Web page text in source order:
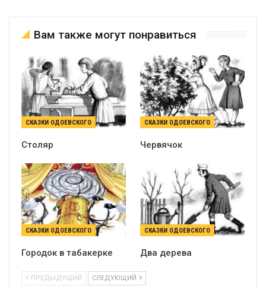
Вам также могут понравиться
СКАЗКИ ОДОЕВСКОГО
Столяр
СКАЗКИ ОДОЕВСКОГО
Червячок
СКАЗКИ ОДОЕВСКОГО
Городок в табакерке
СКАЗКИ ОДОЕВСКОГО
Два дерева
ПРЕДЫДУЩИЙ СЛЕДУЮЩИЙ